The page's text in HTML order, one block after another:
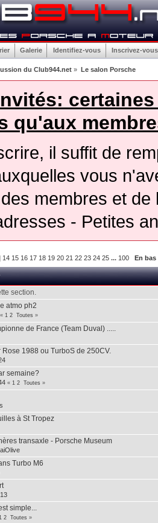
Galerie Identifiez-vous Inscrivez-vous
du Club944.net » Le salon Porsche
qu'aux
il suffit de
vous
membres et
- Petites
14 15 16 17 18 19 20 21 22 23 24 25 ... 100 En bas
section.
atmo ph2
« 1 2 Toutes »
de France (Team Duval) .....
Rose 1988 ou TurboS de 250CV.
semaine?
« 1 2 Toutes »
à St Tropez
transaxle - Porsche Museum
Turbo M6
simple...
2 Toutes »